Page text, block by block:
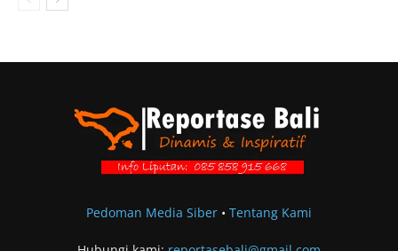
Pedoman Media Siber• Tentang Kami